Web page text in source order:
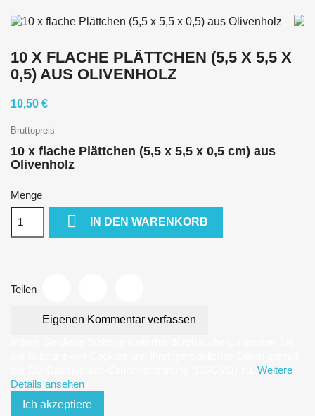
10 X FLACHE PLÄTTCHEN (5,5 X 5,5 X
0,5) AUS OLIVENHOLZ
10,50 €
Bruttopreis
10 x flache Plättchen (5,5 x 5,5 x 0,5 cm) aus
Olivenholz
Menge
 IN DEN WARENKORB
Teilen
Eigenen Kommentar verfassen
Weitere
Details ansehen
Ich akzeptiere